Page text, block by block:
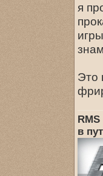
я
Это
в